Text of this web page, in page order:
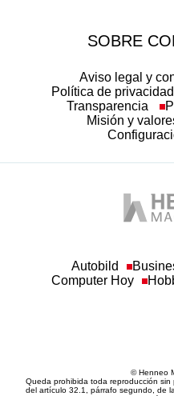
SOBRE
Aviso legal y
Política de privacidad
Transparencia
Misión y
Autobild
Computer Hoy
© Henneo
Queda prohibida toda reproducción
del artículo 32.1, párrafo segundo, de